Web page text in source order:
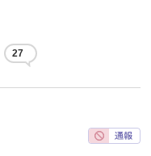
27